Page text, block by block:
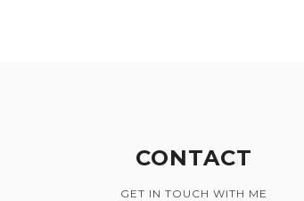
CONTACT
GET IN TOUCH WITH ME